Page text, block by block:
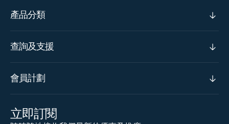
產品分類
查詢及支援
會員計劃
立即訂閱